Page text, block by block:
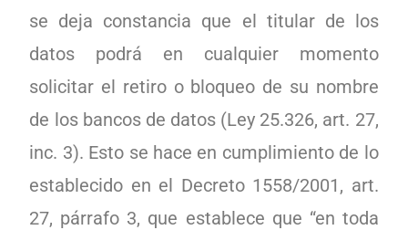
se deja constancia que el titular de los
datos podrá en cualquier momento
solicitar el retiro o bloqueo de su nombre
de los bancos de datos (Ley 25.326, art. 27,
inc. 3). Esto se hace en cumplimiento de lo
establecido en el Decreto 1558/2001, art.
27, párrafo 3, que establece que “en toda